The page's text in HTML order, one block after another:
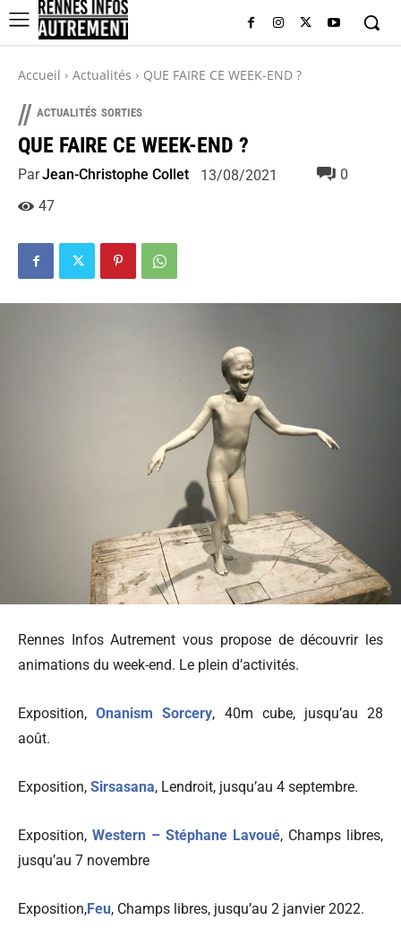
Accueil Actualités QUE FAIRE CE WEEK-END ?
// ACTUALITÉS SORTIES
QUE FAIRE CE WEEK-END ?
ParJean-Christophe Collet 13/08/2021
0
47
Rennes Infos Autrement vous propose de découvrir les
animations du week-end. Le plein d’activités.
Exposition, Onanism Sorcery, 40m cube, jusqu’au 28
août.
Exposition, Sirsasana, Lendroit, jusqu’au 4 septembre.
Exposition, Western – Stéphane Lavoué, Champs libres,
jusqu’au 7 novembre
Exposition,Feu, Champs libres, jusqu’au 2 janvier 2022.